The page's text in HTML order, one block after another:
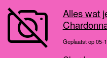
Alles wat
Geplaatst op 05-